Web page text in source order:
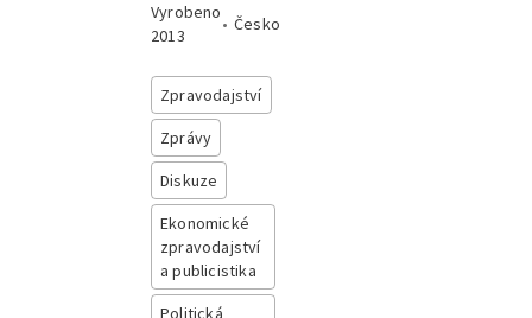
Vyrobeno
2013
• Česko
Zpravodajství
Zprávy
Diskuze
Ekonomické
zpravodajství
a publicistika
Politická